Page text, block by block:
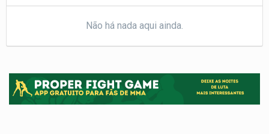
Não há nada aqui ainda.